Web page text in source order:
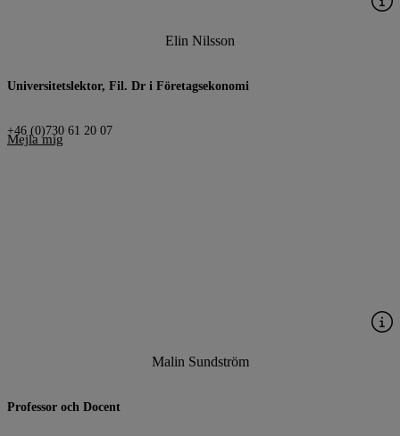
Elin Nilsson
Universitetslektor, Fil. Dr i Företagsekonomi
+46 (0)730 61 20 07
Mejla mig
Malin Sundström
Professor och Docent